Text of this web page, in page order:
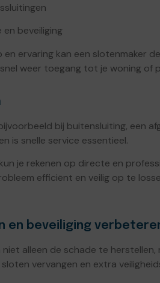
beveiliging
ervaring kan een slotenmaker
weer toegang tot je woning of
bij buitensluiting, een
is snelle service essentieel.
kun je rekenen op directe en
efficiënt en veilig op te
en beveiliging
alleen de schade te
vervangen en extra